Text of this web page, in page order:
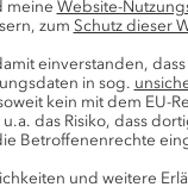
Tendenz zum
dem Niveau